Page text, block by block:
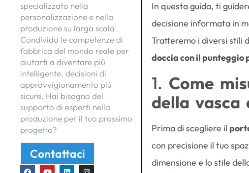
specializzato nella
personalizzazione e nella
produzione su larga scala.
Condivido le competenze di
fabbrica del mondo reale per
aiutarti a diventare più
intelligente, decisioni di
approvvigionamento più
sicure. Hai bisogno del
supporto di esperti nella
produzione per il tuo prossimo
progetto?
Contattaci
In questa guida, ti
decisione informata in
Tratteremo i diversi stili
doccia con il punteggio
1. Come
della vasca
Prima di scegliere il
con precisione il tuo
dimensione e lo stile